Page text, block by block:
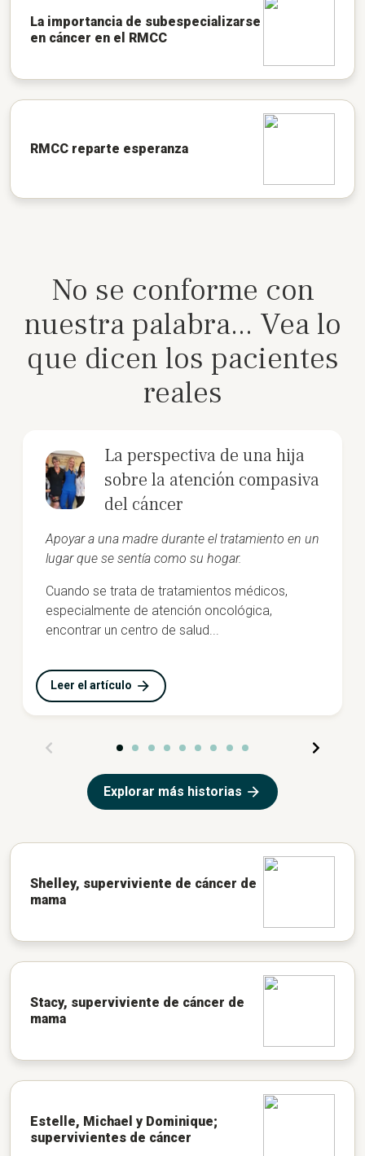
La importancia de subespecializarse
en cáncer en el RMCC
RMCC reparte esperanza
No se conforme con
nuestra palabra... Vea lo
que dicen los pacientes
reales
La perspectiva de una hija
sobre la atención compasiva
del cáncer
Apoyar a una madre durante el tratamiento en un
lugar que se sentía como su hogar.
Cuando se trata de tratamientos médicos,
especialmente de atención oncológica,
encontrar un centro de salud...
Leer el artículo
Explorar más historias
Shelley, superviviente de cáncer de
mama
Stacy, superviviente de cáncer de
mama
Estelle, Michael y Dominique;
supervivientes de cáncer